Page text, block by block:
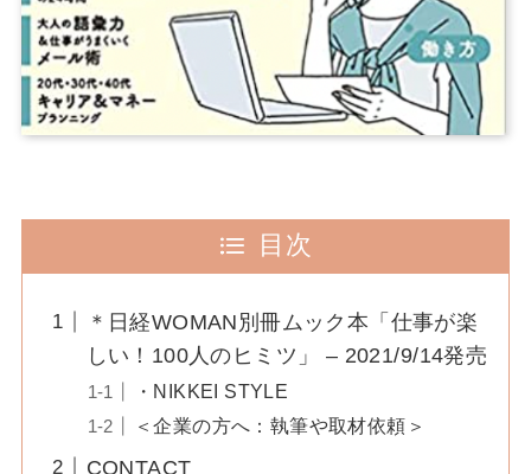
目次
＊日経WOMAN別冊ムック本「仕事が楽
しい！100人のヒミツ」 – 2021/9/14発売
・NIKKEI STYLE
＜企業の方へ：執筆や取材依頼＞
CONTACT